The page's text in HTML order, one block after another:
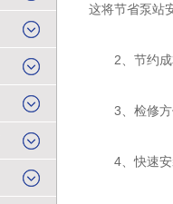
这将节省泵站
2、节约成本
3、检修方便
4、快速安